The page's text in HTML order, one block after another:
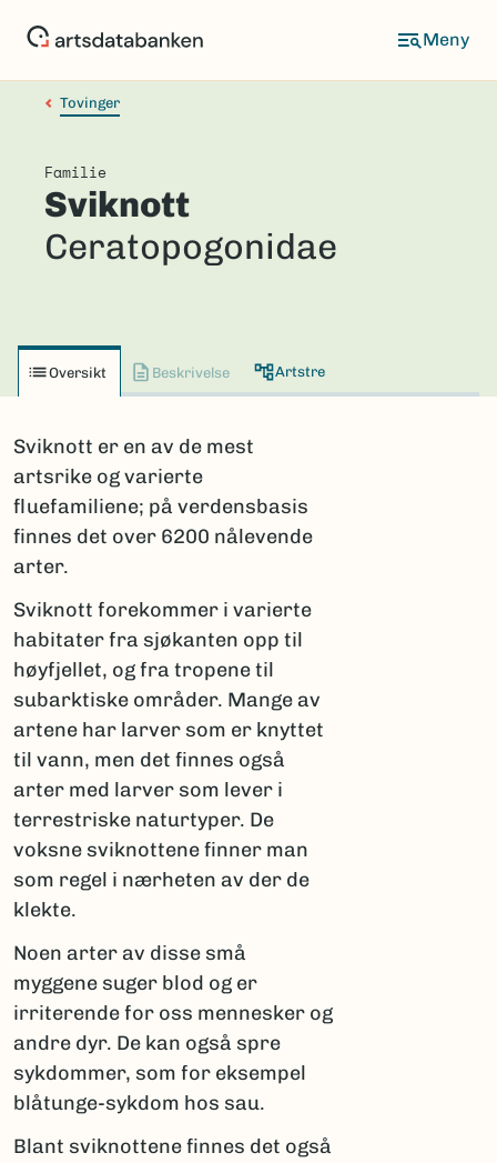
Tovinger
Familie
Sviknott
Ceratopogonidae
Oversikt Beskrivelse Artstre
Sviknott er en av de mest
artsrike og varierte
fluefamiliene; på verdensbasis
finnes det over 6200 nålevende
arter.
Sviknott forekommer i varierte
habitater fra sjøkanten opp til
høyfjellet, og fra tropene til
subarktiske områder. Mange av
artene har larver som er knyttet
til vann, men det finnes også
arter med larver som lever i
terrestriske naturtyper. De
voksne sviknottene finner man
som regel i nærheten av der de
klekte.
Noen arter av disse små
myggene suger blod og er
irriterende for oss mennesker og
andre dyr. De kan også spre
sykdommer, som for eksempel
blåtunge-sykdom hos sau.
Blant sviknottene finnes det også